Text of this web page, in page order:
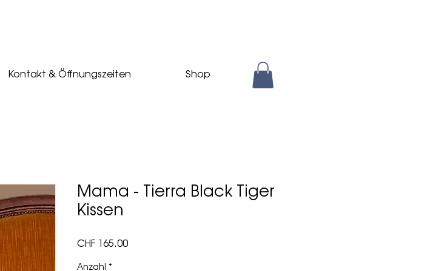
Kontakt & Öffnungszeiten Shop
Mama - Tierra Black Tiger
Kissen
CHF 165.00Preis
Anzahl *